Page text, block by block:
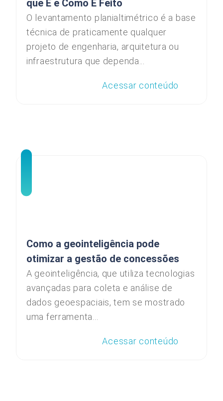
que É e Como É Feito
O levantamento planialtimétrico é a base
técnica de praticamente qualquer
projeto de engenharia, arquitetura ou
infraestrutura que dependa...
Acessar conteúdo
Como a geointeligência pode
otimizar a gestão de concessões
A geointeligência, que utiliza tecnologias
avançadas para coleta e análise de
dados geoespaciais, tem se mostrado
uma ferramenta...
Acessar conteúdo